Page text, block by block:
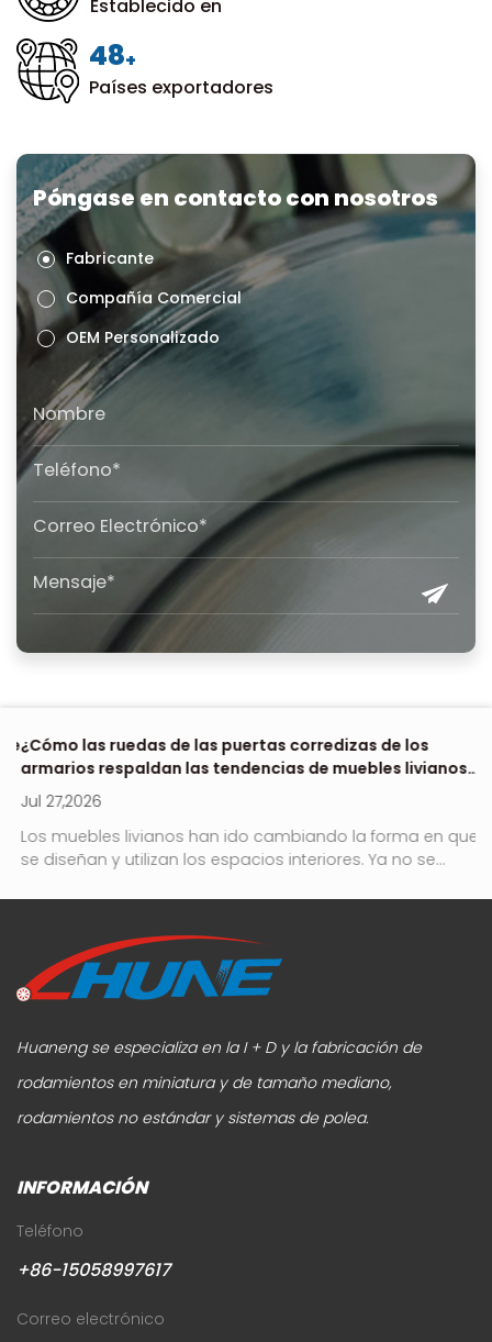
Establecido en
50+
Países exportadores
Póngase en contacto con nosotros
Fabricante
Compañía Comercial
OEM Personalizado
¿Cómo las ruedas de las puertas corredizas de los
armarios respaldan las tendencias de muebles livianos
en 2026?
Jul 27,2026
Los muebles livianos han ido cambiando la forma en que
se diseñan y utilizan los espacios interiores. Ya no se...
Huaneng se especializa en la I + D y la fabricación de
rodamientos en miniatura y de tamaño mediano,
rodamientos no estándar y sistemas de polea.
INFORMACIÓN
Teléfono
+86-15058997617
Correo electrónico